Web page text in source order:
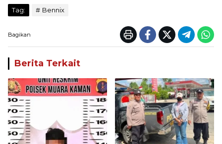
Tag: Bennix
Bagikan
Berita Terkait